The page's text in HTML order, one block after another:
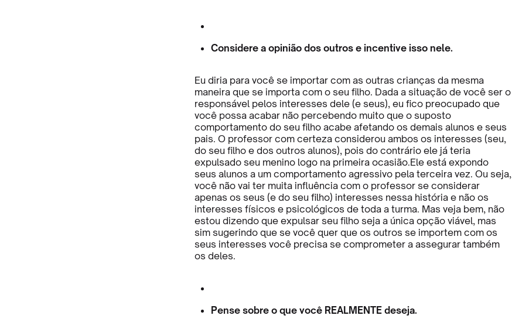
Considere a opinião dos outros e incentive isso nele.
Eu diria para você se importar com as outras crianças da mesma
maneira que se importa com o seu filho. Dada a situação de você ser o
responsável pelos interesses dele (e seus), eu fico preocupado que
você possa acabar não percebendo muito que o suposto
comportamento do seu filho acabe afetando os demais alunos e seus
pais. O professor com certeza considerou ambos os interesses (seu,
do seu filho e dos outros alunos), pois do contrário ele já teria
expulsado seu menino logo na primeira ocasião.Ele está expondo
seus alunos a um comportamento agressivo pela terceira vez. Ou seja,
você não vai ter muita influência com o professor se considerar
apenas os seus (e do seu filho) interesses nessa história e não os
interesses físicos e psicológicos de toda a turma. Mas veja bem, não
estou dizendo que expulsar seu filho seja a única opção viável, mas
sim sugerindo que se você quer que os outros se importem com os
seus interesses você precisa se comprometer a assegurar também
os deles.
Pense sobre o que você REALMENTE deseja.